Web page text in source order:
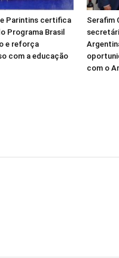
Parintins certifica
Programa Brasil
e reforça
com a educação
Serafim
com o